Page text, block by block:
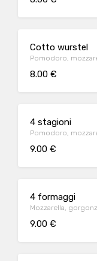
Cotto wurstel
Pomodoro,
8.00 €
4 stagioni
Pomodoro,
9.00 €
4 formaggi
Mozzarella,
9.00 €